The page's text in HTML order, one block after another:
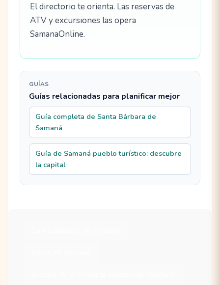
El directorio te orienta. Las reservas de
ATV y excursiones las opera
SamanaOnline.
GUÍAS
Guías relacionadas para planificar mejor
Guía completa de Santa Bárbara de
Samaná
Guía de Samaná pueblo turístico: descubre
la capital